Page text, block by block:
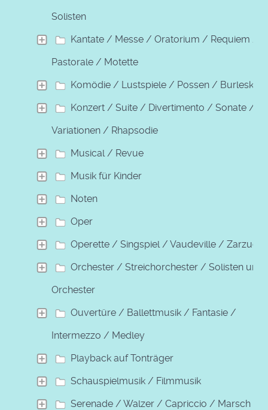
Solisten
Kantate / Messe / Oratorium / Requiem /
Pastorale / Motette
Komödie / Lustspiele / Possen / Burleske
Konzert / Suite / Divertimento / Sonate /
Variationen / Rhapsodie
Musical / Revue
Musik für Kinder
Noten
Oper
Operette / Singspiel / Vaudeville / Zarzuela
Orchester / Streichorchester / Solisten und
Orchester
Ouvertüre / Ballettmusik / Fantasie /
Intermezzo / Medley
Playback auf Tonträger
Schauspielmusik / Filmmusik
Serenade / Walzer / Capriccio / Marsch /